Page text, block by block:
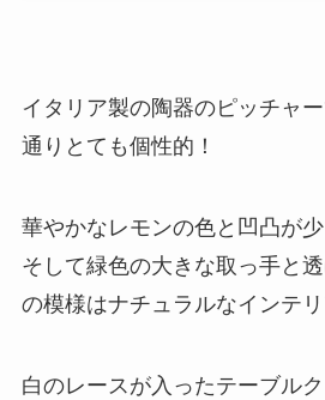
イタリア製の陶器のピッチャ
通りとても個性的！
華やかなレモンの色と凹凸が少
そして緑色の大きな取っ手と
の模様はナチュラルなインテリ
白のレースが入ったテーブル